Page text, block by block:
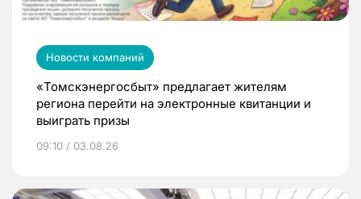
Новости компаний
«Томскэнергосбыт» предлагает жителям
региона перейти на электронные квитанции и
выиграть призы
09:10 / 03.08.26